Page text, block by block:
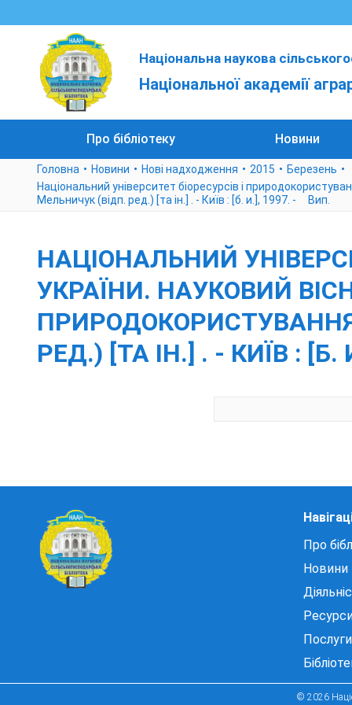
Національна наукова
Національної академії
Про бібліотеку Новини
Головна Новини Нові надходження 2015
Березень
Національний університет біоресурсів і
Мельничук (відп. ред.) [та ін.] . - Київ : [б. и.], 1997. - Вип.
НАЦІОНАЛЬНИЙ
УКРАЇНИ. НАУКОВИЙ
РЕД.) [ТА ІН.] . - КИЇВ :
Про
Новини
Послуги
© 2026